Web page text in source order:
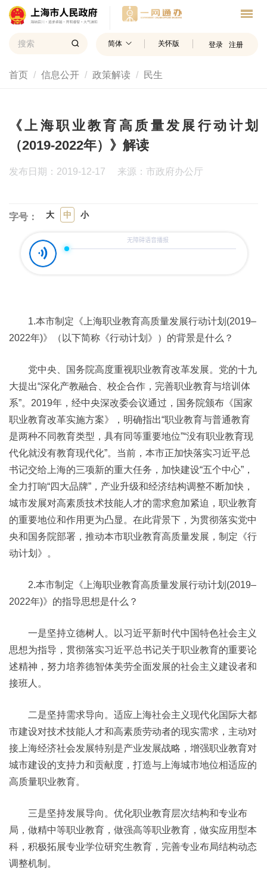
简体 关怀版 登录 注册
首页 信息公开 政策解读 民生
《上海职业教育高质量发展行动计划
（2019-2022年）》解读
发布日期：2019-12-17 来源：市政府办公厅
字号： 大 中 小
1.本市制定《上海职业教育高质量发展行动计划(2019–
2022年)》（以下简称《行动计划》）的背景是什么？
党中央、国务院高度重视职业教育改革发展。党的十九
大提出“深化产教融合、校企合作，完善职业教育与培训体
系”。2019年，经中央深改委会议通过，国务院颁布《国家
职业教育改革实施方案》，明确指出“职业教育与普通教育
是两种不同教育类型，具有同等重要地位”“没有职业教育现
代化就没有教育现代化”。当前，本市正加快落实习近平总
书记交给上海的三项新的重大任务，加快建设“五个中心”，
全力打响“四大品牌”，产业升级和经济结构调整不断加快，
城市发展对高素质技术技能人才的需求愈加紧迫，职业教育
的重要地位和作用更为凸显。在此背景下，为贯彻落实党中
央和国务院部署，推动本市职业教育高质量发展，制定《行
动计划》。
2.本市制定《上海职业教育高质量发展行动计划(2019–
2022年)》的指导思想是什么？
一是坚持立德树人。以习近平新时代中国特色社会主义
思想为指导，贯彻落实习近平总书记关于职业教育的重要论
述精神，努力培养德智体美劳全面发展的社会主义建设者和
接班人。
二是坚持需求导向。适应上海社会主义现代化国际大都
市建设对技术技能人才和高素质劳动者的现实需求，主动对
接上海经济社会发展特别是产业发展战略，增强职业教育对
城市建设的支持力和贡献度，打造与上海城市地位相适应的
高质量职业教育。
三是坚持发展导向。优化职业教育层次结构和专业布
局，做精中等职业教育，做强高等职业教育，做实应用型本
科，积极拓展专业学位研究生教育，完善专业布局结构动态
调整机制。